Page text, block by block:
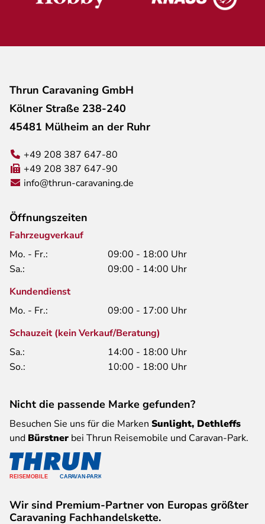
Thrun Caravaning GmbH
Kölner Straße 238-240
45481 Mülheim an der Ruhr
+49 208 387 647-80
+49 208 387 647-90
info@thrun-caravaning.de
Öffnungszeiten
Fahrzeugverkauf
Mo. - Fr.:
09:00 - 18:00 Uhr
Sa.:
09:00 - 14:00 Uhr
Kundendienst
Mo. - Fr.:
09:00 - 17:00 Uhr
Schauzeit (kein Verkauf/Beratung)
Sa.:
14:00 - 18:00 Uhr
So.:
10:00 - 18:00 Uhr
Nicht die passende Marke gefunden?
Besuchen Sie uns für die Marken Sunlight, Dethleffs
und Bürstner bei Thrun Reisemobile und Caravan-Park.
Wir sind Premium-Partner von Europas größter
Caravaning Fachhandelskette.